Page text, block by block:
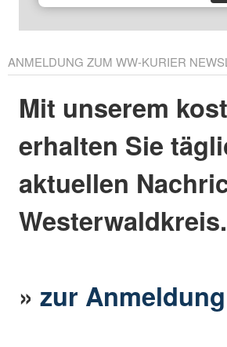
ANMELDUNG ZUM WW-KURIER
Mit unserem
erhalten Sie
aktuellen
Westerwaldkreis.
»zur Anmeldung